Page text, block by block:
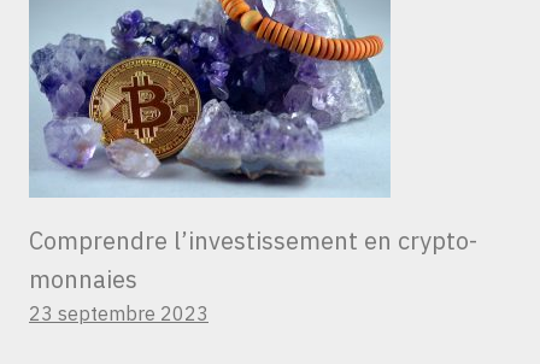
Comprendre l’investissement en crypto-
monnaies
23 septembre 2023